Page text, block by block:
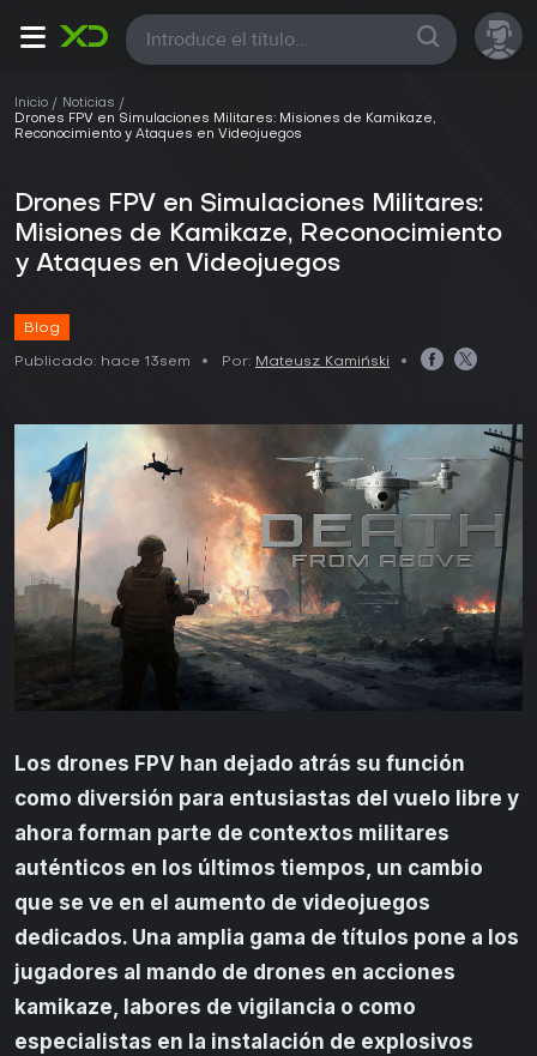
Todas
Inicio
Noticias
Drones FPV en Simulaciones Militares: Misiones de Kamikaze,
Reconocimiento y Ataques en Videojuegos
Drones FPV en Simulaciones Militares:
Misiones de Kamikaze, Reconocimiento
y Ataques en Videojuegos
Blog
Publicado: hace 13sem Por: Mateusz Kamiński
Los drones FPV han dejado atrás su función
como diversión para entusiastas del vuelo libre y
ahora forman parte de contextos militares
auténticos en los últimos tiempos, un cambio
que se ve en el aumento de videojuegos
dedicados. Una amplia gama de títulos pone a los
jugadores al mando de drones en acciones
kamikaze, labores de vigilancia o como
especialistas en la instalación de explosivos